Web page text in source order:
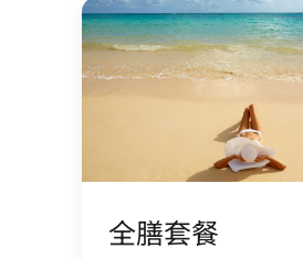
全膳套餐